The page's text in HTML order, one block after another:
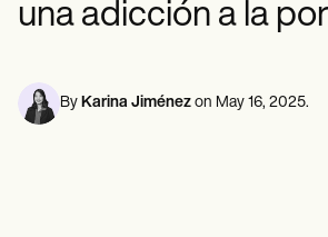
Profesionales de la Salud Mental
Trabajo Social
Psicología
Enfermeras/os
Insurance claims
Speech therapists
Life coaches
una adicción a la
By Karina Jiménez on May 16, 2025.